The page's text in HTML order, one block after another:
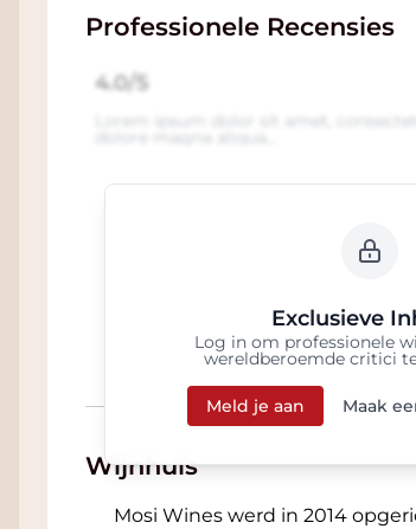
Professionele Recensies
4.0/5
Lorem ipsum dolor sit amet,
Exclusieve
Log in om professionele
wereldberoemde critici
Meld je aan Maak
Wijnhuis
Mosi Wines werd in 2014